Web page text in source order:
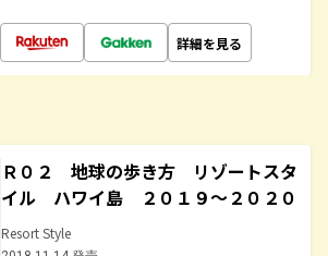
詳細を見る
Ｒ０２ 地球の歩き方 リゾートスタ
イル ハワイ島 ２０１９～２０２０
Resort Style